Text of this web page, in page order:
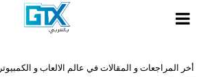
PRIMARY
أخر المراجعات و المقالات في عالم الالعاب و الكمبيوتر